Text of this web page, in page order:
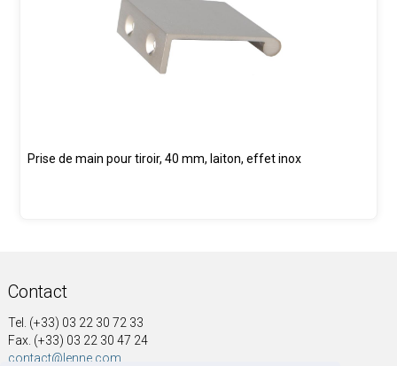
Prise de main pour tiroir, 40 mm, laiton, effet inox
Contact
Tel. (+33) 03 22 30 72 33
Fax. (+33) 03 22 30 47 24
contact@lenne.com